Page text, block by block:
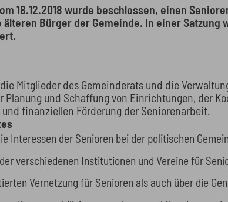
18.12.2018 wurde beschlossen, einen
Bürger der Gemeinde. In einer Satzung
Mitglieder des Gemeinderats und die
Planung und Schaffung von Einrichtungen, der
finanziellen Förderung der Seniorenarbeit.
Interessen der Senioren bei der politischen
verschiedenen Institutionen und Vereine für
Vernetzung für Senioren als auch über die